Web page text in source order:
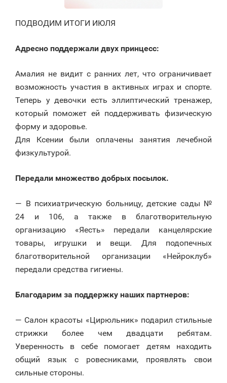
ПОДВОДИМ ИТОГИ ИЮЛЯ
Адресно поддержали двух принцесс:
Амалия не видит с ранних лет, что ограничивает
возможность участия в активных играх и спорте.
Теперь у девочки есть эллиптический тренажер,
который поможет ей поддерживать физическую
форму и здоровье.
Для Ксении были оплачены занятия лечебной
физкультурой.
Передали множество добрых посылок.
— В психиатрическую больницу, детские сады №
24 и 106, а также в благотворительную
организацию «Яесть» передали канцелярские
товары, игрушки и вещи. Для подопечных
благотворительной организации «Нейроклуб»
передали средства гигиены.
Благодарим за поддержку наших партнеров:
— Салон красоты «Цирюльник» подарил стильные
стрижки более чем двадцати ребятам.
Уверенность в себе помогает детям находить
общий язык с ровесниками, проявлять свои
сильные стороны.